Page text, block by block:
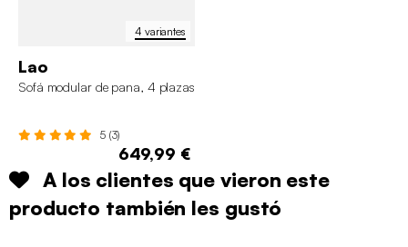
4 variantes
Lao
Sofá modular de pana, 4 plazas
5 (3)
649,99 €
A los clientes que vieron este
producto también les gustó